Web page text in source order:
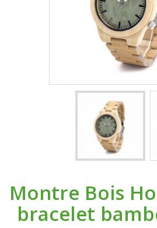
Montre Bois
bracelet